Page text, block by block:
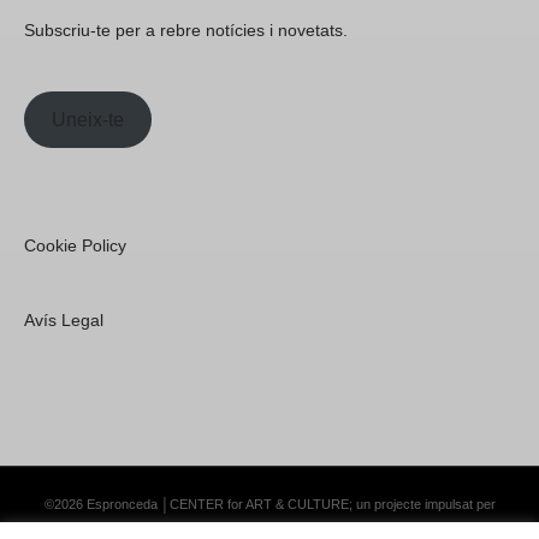
Subscriu-te per a rebre notícies i novetats.
Uneix-te
Cookie Policy
Avís Legal
©2026 Espronceda │CENTER for ART & CULTURE; un projecte impulsat per